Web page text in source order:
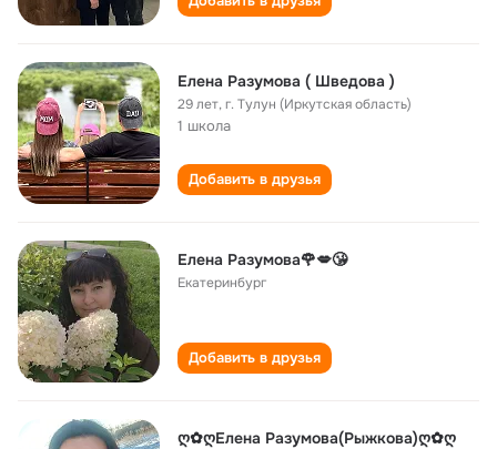
Елена Разумова ( Шведова )
29 лет,г. Тулун (Иркутская область)
1 школа
Добавить в друзья
Елена Разумова🌹💋😘
Екатеринбург
Добавить в друзья
ღ✿ღЕлена Разумова(Рыжкова)ღ✿ღ